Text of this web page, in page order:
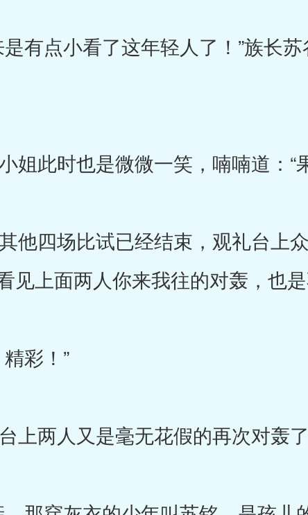
有点小看了这年轻人了！”族长
姐此时也是微微一笑，喃喃道：“
他四场比试已经结束，观礼台上
见上面两人你来我往的对轰，也是
彩！”
上两人又是毫无花假的再次对轰